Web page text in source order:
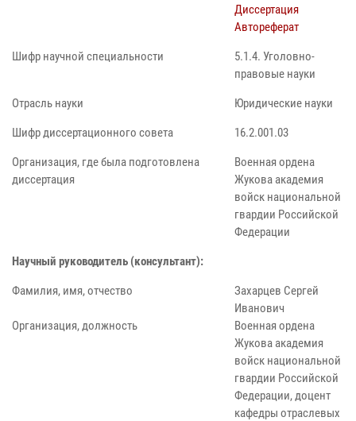
Диссертация
Автореферат
Шифр научной специальности
5.1.4. Уголовно-
правовые науки
Отрасль науки Юридические науки
Шифр диссертационного совета 16.2.001.03
Организация, где была подготовлена
диссертация
Военная ордена
Жукова академия
войск национальной
гвардии Российской
Федерации
Научный руководитель (консультант):
Фамилия, имя, отчество
Захарцев Сергей
Иванович
Организация, должность
Военная ордена
Жукова академия
войск национальной
гвардии Российской
Федерации, доцент
кафедры отраслевых